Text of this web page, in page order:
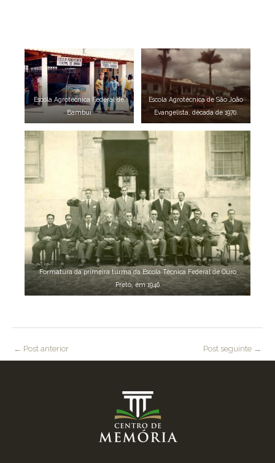
Escola Agrotécnica Federal de
Bambuí
Escola Agrotécnica de São João
Evangelista, década de 1970.
Formatura da primeira turma da Escola Técnica Federal de Ouro
Preto, em 1946
← Post anterior Post seguinte →